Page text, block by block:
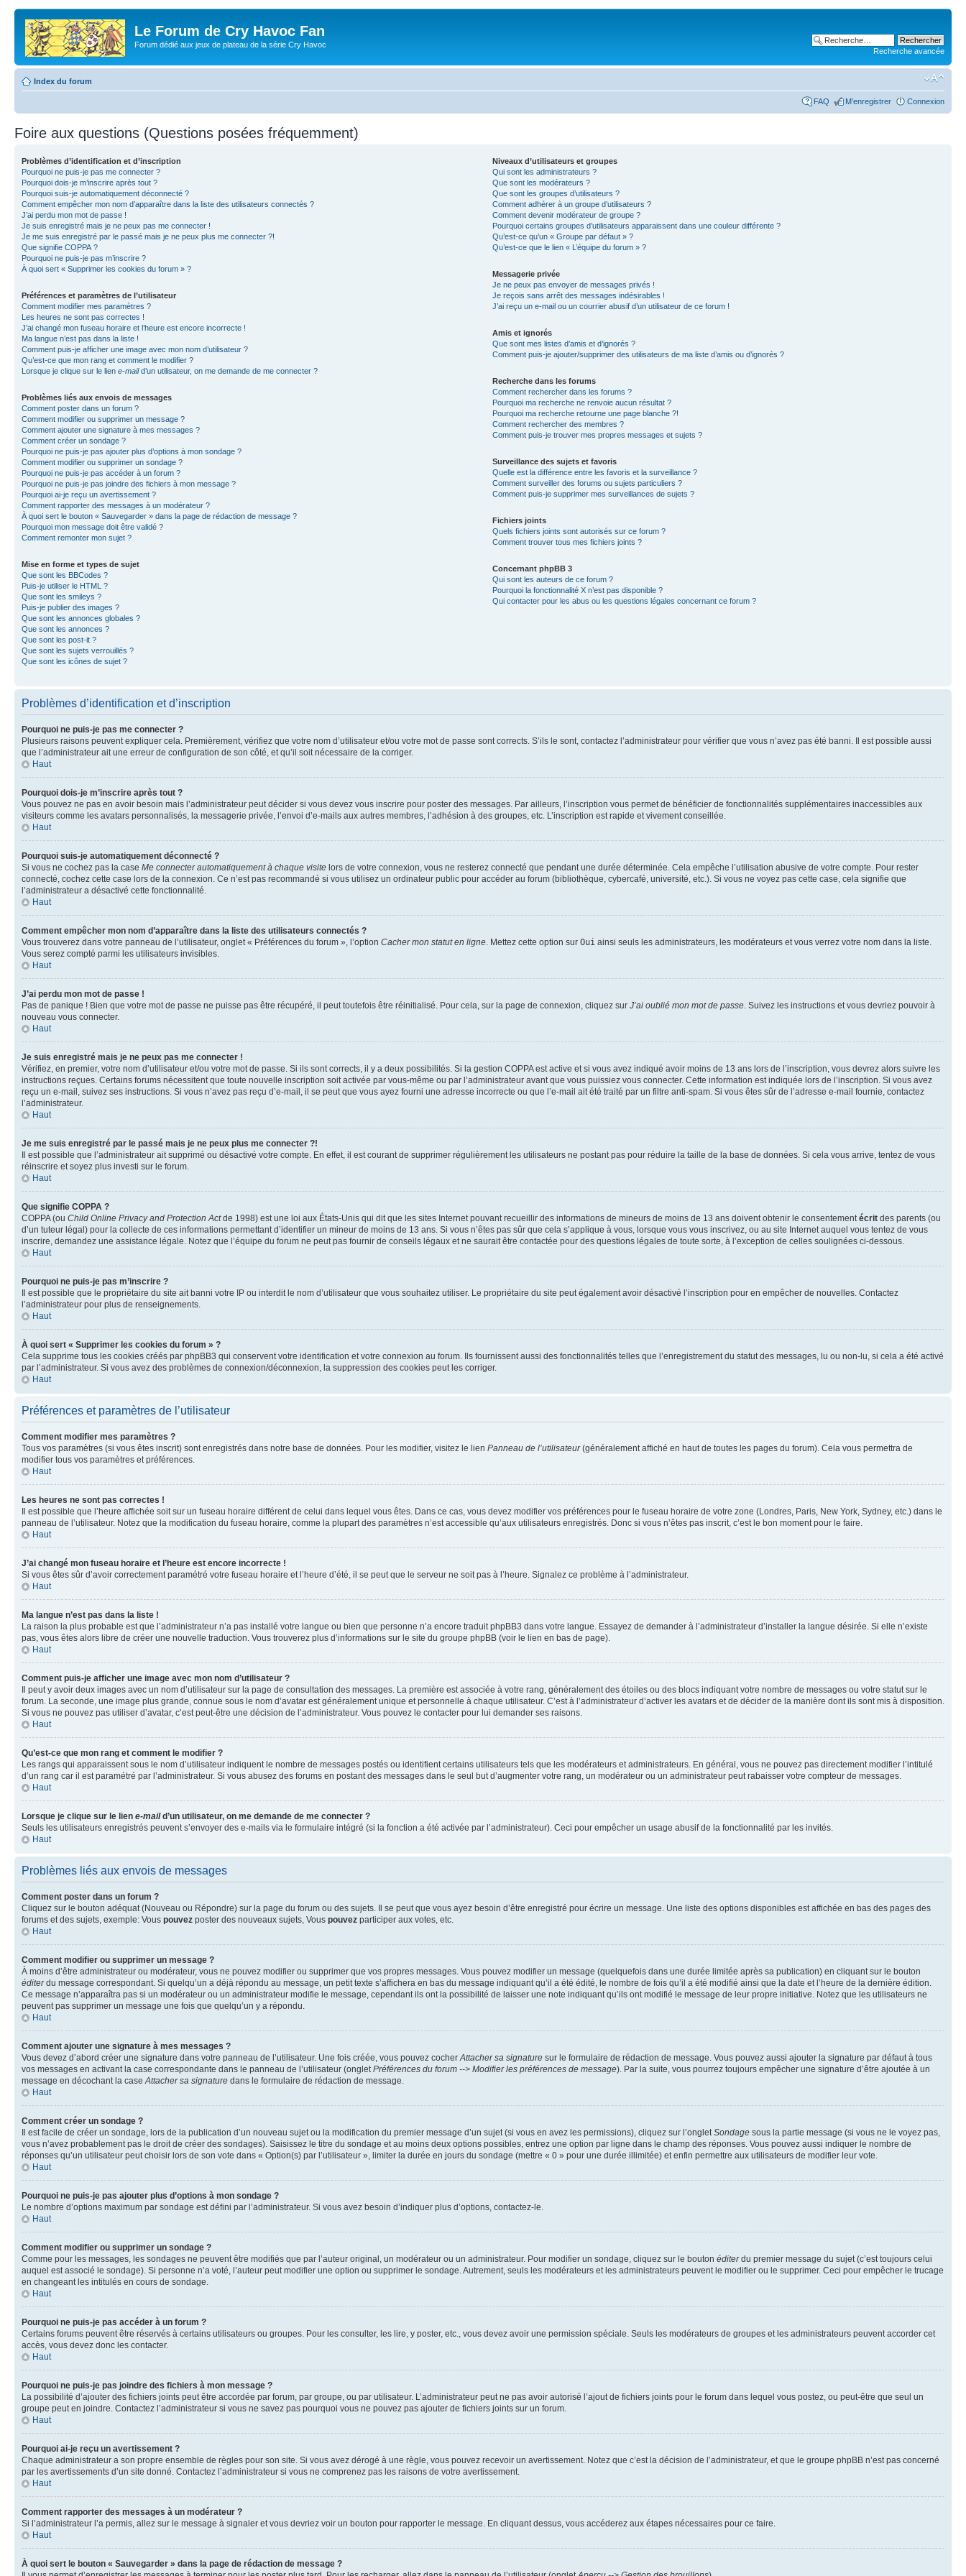
Le Forum de Cry Havoc Fan
Forum dédié aux jeux de plateau de la série Cry Havoc
Recherche avancée
Index du forum
FAQ M’enregistrer Connexion
Foire aux questions (Questions posées fréquemment)
Problèmes d’identification et d’inscription
Pourquoi ne puis-je pas me connecter ?
Pourquoi dois-je m’inscrire après tout ?
Pourquoi suis-je automatiquement déconnecté ?
Comment empêcher mon nom d’apparaître dans la liste des utilisateurs connectés ?
J’ai perdu mon mot de passe !
Je suis enregistré mais je ne peux pas me connecter !
Je me suis enregistré par le passé mais je ne peux plus me connecter ?!
Que signifie COPPA ?
Pourquoi ne puis-je pas m’inscrire ?
À quoi sert « Supprimer les cookies du forum » ?
Préférences et paramètres de l’utilisateur
Comment modifier mes paramètres ?
Les heures ne sont pas correctes !
J’ai changé mon fuseau horaire et l’heure est encore incorrecte !
Ma langue n’est pas dans la liste !
Comment puis-je afficher une image avec mon nom d’utilisateur ?
Qu’est-ce que mon rang et comment le modifier ?
Lorsque je clique sur le lien e-maild’un utilisateur, on me demande de me connecter ?
Problèmes liés aux envois de messages
Comment poster dans un forum ?
Comment modifier ou supprimer un message ?
Comment ajouter une signature à mes messages ?
Comment créer un sondage ?
Pourquoi ne puis-je pas ajouter plus d’options à mon sondage ?
Comment modifier ou supprimer un sondage ?
Pourquoi ne puis-je pas accéder à un forum ?
Pourquoi ne puis-je pas joindre des fichiers à mon message ?
Pourquoi ai-je reçu un avertissement ?
Comment rapporter des messages à un modérateur ?
À quoi sert le bouton « Sauvegarder » dans la page de rédaction de message ?
Pourquoi mon message doit être validé ?
Comment remonter mon sujet ?
Mise en forme et types de sujet
Que sont les BBCodes ?
Puis-je utiliser le HTML ?
Que sont les smileys ?
Puis-je publier des images ?
Que sont les annonces globales ?
Que sont les annonces ?
Que sont les post-it ?
Que sont les sujets verrouillés ?
Que sont les icônes de sujet ?
Niveaux d’utilisateurs et groupes
Qui sont les administrateurs ?
Que sont les modérateurs ?
Que sont les groupes d’utilisateurs ?
Comment adhérer à un groupe d’utilisateurs ?
Comment devenir modérateur de groupe ?
Pourquoi certains groupes d’utilisateurs apparaissent dans une couleur différente ?
Qu’est-ce qu’un « Groupe par défaut » ?
Qu’est-ce que le lien « L’équipe du forum » ?
Messagerie privée
Je ne peux pas envoyer de messages privés !
Je reçois sans arrêt des messages indésirables !
J’ai reçu un e-mail ou un courrier abusif d’un utilisateur de ce forum !
Amis et ignorés
Que sont mes listes d’amis et d’ignorés ?
Comment puis-je ajouter/supprimer des utilisateurs de ma liste d’amis ou d’ignorés ?
Recherche dans les forums
Comment rechercher dans les forums ?
Pourquoi ma recherche ne renvoie aucun résultat ?
Pourquoi ma recherche retourne une page blanche ?!
Comment rechercher des membres ?
Comment puis-je trouver mes propres messages et sujets ?
Surveillance des sujets et favoris
Quelle est la différence entre les favoris et la surveillance ?
Comment surveiller des forums ou sujets particuliers ?
Comment puis-je supprimer mes surveillances de sujets ?
Fichiers joints
Quels fichiers joints sont autorisés sur ce forum ?
Comment trouver tous mes fichiers joints ?
Concernant phpBB 3
Qui sont les auteurs de ce forum ?
Pourquoi la fonctionnalité X n’est pas disponible ?
Qui contacter pour les abus ou les questions légales concernant ce forum ?
Problèmes d’identification et d’inscription
Pourquoi ne puis-je pas me connecter ?
Plusieurs raisons peuvent expliquer cela. Premièrement, vérifiez que votre nom d’utilisateur et/ou votre mot de passe sont corrects. S’ils le sont, contactez l’administrateur pour vérifier que vous n’avez pas été banni. Il est possible aussi
que l’administrateur ait une erreur de configuration de son côté, et qu’il soit nécessaire de la corriger.
Haut
Pourquoi dois-je m’inscrire après tout ?
Vous pouvez ne pas en avoir besoin mais l’administrateur peut décider si vous devez vous inscrire pour poster des messages. Par ailleurs, l’inscription vous permet de bénéficier de fonctionnalités supplémentaires inaccessibles aux
visiteurs comme les avatars personnalisés, la messagerie privée, l’envoi d’e-mails aux autres membres, l’adhésion à des groupes, etc. L’inscription est rapide et vivement conseillée.
Haut
Pourquoi suis-je automatiquement déconnecté ?
Si vous ne cochez pas la case Me connecter automatiquement à chaque visite lors de votre connexion, vous ne resterez connecté que pendant une durée déterminée. Cela empêche l’utilisation abusive de votre compte. Pour rester
connecté, cochez cette case lors de la connexion. Ce n’est pas recommandé si vous utilisez un ordinateur public pour accéder au forum (bibliothèque, cybercafé, université, etc.). Si vous ne voyez pas cette case, cela signifie que
l’administrateur a désactivé cette fonctionnalité.
Haut
Comment empêcher mon nom d’apparaître dans la liste des utilisateurs connectés ?
Vous trouverez dans votre panneau de l’utilisateur, onglet « Préférences du forum », l’option Cacher mon statut en ligne . Mettez cette option sur Oui ainsi seuls les administrateurs, les modérateurs et vous verrez votre nom dans la liste.
Vous serez compté parmi les utilisateurs invisibles.
Haut
J’ai perdu mon mot de passe !
Pas de panique ! Bien que votre mot de passe ne puisse pas être récupéré, il peut toutefois être réinitialisé. Pour cela, sur la page de connexion, cliquez sur J’ai oublié mon mot de passe . Suivez les instructions et vous devriez pouvoir à
nouveau vous connecter.
Haut
Je suis enregistré mais je ne peux pas me connecter !
Vérifiez, en premier, votre nom d’utilisateur et/ou votre mot de passe. Si ils sont corrects, il y a deux possibilités. Si la gestion COPPA est active et si vous avez indiqué avoir moins de 13 ans lors de l’inscription, vous devrez alors suivre les
instructions reçues. Certains forums nécessitent que toute nouvelle inscription soit activée par vous-même ou par l’administrateur avant que vous puissiez vous connecter. Cette information est indiquée lors de l’inscription. Si vous avez
reçu un e-mail, suivez ses instructions. Si vous n’avez pas reçu d’e-mail, il se peut que vous ayez fourni une adresse incorrecte ou que l’e-mail ait été traité par un filtre anti-spam. Si vous êtes sûr de l’adresse e-mail fournie, contactez
l’administrateur.
Haut
Je me suis enregistré par le passé mais je ne peux plus me connecter ?!
Il est possible que l’administrateur ait supprimé ou désactivé votre compte. En effet, il est courant de supprimer régulièrement les utilisateurs ne postant pas pour réduire la taille de la base de données. Si cela vous arrive, tentez de vous
réinscrire et soyez plus investi sur le forum.
Haut
Que signifie COPPA ?
COPPA (ou Child Online Privacy and Protection Actde 1998) est une loi aux États-Unis qui dit que les sites Internet pouvant recueillir des informations de mineurs de moins de 13 ans doivent obtenir le consentement écrit des parents (ou
d’un tuteur légal) pour la collecte de ces informations permettant d’identifier un mineur de moins de 13 ans. Si vous n’êtes pas sûr que cela s’applique à vous, lorsque vous vous inscrivez, ou au site Internet auquel vous tentez de vous
inscrire, demandez une assistance légale. Notez que l’équipe du forum ne peut pas fournir de conseils légaux et ne saurait être contactée pour des questions légales de toute sorte, à l’exception de celles soulignées ci-dessous.
Haut
Pourquoi ne puis-je pas m’inscrire ?
Il est possible que le propriétaire du site ait banni votre IP ou interdit le nom d’utilisateur que vous souhaitez utiliser. Le propriétaire du site peut également avoir désactivé l’inscription pour en empêcher de nouvelles. Contactez
l’administrateur pour plus de renseignements.
Haut
À quoi sert « Supprimer les cookies du forum » ?
Cela supprime tous les cookies créés par phpBB3 qui conservent votre identification et votre connexion au forum. Ils fournissent aussi des fonctionnalités telles que l’enregistrement du statut des messages, lu ou non-lu, si cela a été activé
par l’administrateur. Si vous avez des problèmes de connexion/déconnexion, la suppression des cookies peut les corriger.
Haut
Préférences et paramètres de l’utilisateur
Comment modifier mes paramètres ?
Tous vos paramètres (si vous êtes inscrit) sont enregistrés dans notre base de données. Pour les modifier, visitez le lien Panneau de l’utilisateur(généralement affiché en haut de toutes les pages du forum). Cela vous permettra de
modifier tous vos paramètres et préférences.
Haut
Les heures ne sont pas correctes !
Il est possible que l’heure affichée soit sur un fuseau horaire différent de celui dans lequel vous êtes. Dans ce cas, vous devez modifier vos préférences pour le fuseau horaire de votre zone (Londres, Paris, New York, Sydney, etc.) dans le
panneau de l’utilisateur. Notez que la modification du fuseau horaire, comme la plupart des paramètres n’est accessible qu’aux utilisateurs enregistrés. Donc si vous n’êtes pas inscrit, c’est le bon moment pour le faire.
Haut
J’ai changé mon fuseau horaire et l’heure est encore incorrecte !
Si vous êtes sûr d’avoir correctement paramétré votre fuseau horaire et l’heure d’été, il se peut que le serveur ne soit pas à l’heure. Signalez ce problème à l’administrateur.
Haut
Ma langue n’est pas dans la liste !
La raison la plus probable est que l’administrateur n’a pas installé votre langue ou bien que personne n’a encore traduit phpBB3 dans votre langue. Essayez de demander à l’administrateur d’installer la langue désirée. Si elle n’existe
pas, vous êtes alors libre de créer une nouvelle traduction. Vous trouverez plus d’informations sur le site du groupe phpBB (voir le lien en bas de page).
Haut
Comment puis-je afficher une image avec mon nom d’utilisateur ?
Il peut y avoir deux images avec un nom d’utilisateur sur la page de consultation des messages. La première est associée à votre rang, généralement des étoiles ou des blocs indiquant votre nombre de messages ou votre statut sur le
forum. La seconde, une image plus grande, connue sous le nom d’avatar est généralement unique et personnelle à chaque utilisateur. C’est à l’administrateur d’activer les avatars et de décider de la manière dont ils sont mis à disposition.
Si vous ne pouvez pas utiliser d’avatar, c’est peut-être une décision de l’administrateur. Vous pouvez le contacter pour lui demander ses raisons.
Haut
Qu’est-ce que mon rang et comment le modifier ?
Les rangs qui apparaissent sous le nom d’utilisateur indiquent le nombre de messages postés ou identifient certains utilisateurs tels que les modérateurs et administrateurs. En général, vous ne pouvez pas directement modifier l’intitulé
d’un rang car il est paramétré par l’administrateur. Si vous abusez des forums en postant des messages dans le seul but d’augmenter votre rang, un modérateur ou un administrateur peut rabaisser votre compteur de messages.
Haut
Lorsque je clique sur le lien e-maild’un utilisateur, on me demande de me connecter ?
Seuls les utilisateurs enregistrés peuvent s’envoyer des e-mails via le formulaire intégré (si la fonction a été activée par l’administrateur). Ceci pour empêcher un usage abusif de la fonctionnalité par les invités.
Haut
Problèmes liés aux envois de messages
Comment poster dans un forum ?
Cliquez sur le bouton adéquat (Nouveau ou Répondre) sur la page du forum ou des sujets. Il se peut que vous ayez besoin d’être enregistré pour écrire un message. Une liste des options disponibles est affichée en bas des pages des
forums et des sujets, exemple: Vous pouvez poster des nouveaux sujets, Vous pouvez participer aux votes, etc.
Haut
Comment modifier ou supprimer un message ?
À moins d’être administrateur ou modérateur, vous ne pouvez modifier ou supprimer que vos propres messages. Vous pouvez modifier un message (quelquefois dans une durée limitée après sa publication) en cliquant sur le bouton
éditerdu message correspondant. Si quelqu’un a déjà répondu au message, un petit texte s’affichera en bas du message indiquant qu’il a été édité, le nombre de fois qu’il a été modifié ainsi que la date et l’heure de la dernière édition.
Ce message n’apparaîtra pas si un modérateur ou un administrateur modifie le message, cependant ils ont la possibilité de laisser une note indiquant qu’ils ont modifié le message de leur propre initiative. Notez que les utilisateurs ne
peuvent pas supprimer un message une fois que quelqu’un y a répondu.
Haut
Comment ajouter une signature à mes messages ?
Vous devez d’abord créer une signature dans votre panneau de l’utilisateur. Une fois créée, vous pouvez cocher Attacher sa signature sur le formulaire de rédaction de message. Vous pouvez aussi ajouter la signature par défaut à tous
vos messages en activant la case correspondante dans le panneau de l’utilisateur (onglet Préférences du forum --> Modifier les préférences de message). Par la suite, vous pourrez toujours empêcher une signature d’être ajoutée à un
message en décochant la case Attacher sa signature dans le formulaire de rédaction de message.
Haut
Comment créer un sondage ?
Il est facile de créer un sondage, lors de la publication d’un nouveau sujet ou la modification du premier message d’un sujet (si vous en avez les permissions), cliquez sur l’onglet Sondage sous la partie message (si vous ne le voyez pas,
vous n’avez probablement pas le droit de créer des sondages). Saisissez le titre du sondage et au moins deux options possibles, entrez une option par ligne dans le champ des réponses. Vous pouvez aussi indiquer le nombre de
réponses qu’un utilisateur peut choisir lors de son vote dans « Option(s) par l’utilisateur », limiter la durée en jours du sondage (mettre « 0 » pour une durée illimitée) et enfin permettre aux utilisateurs de modifier leur vote.
Haut
Pourquoi ne puis-je pas ajouter plus d’options à mon sondage ?
Le nombre d’options maximum par sondage est défini par l’administrateur. Si vous avez besoin d’indiquer plus d’options, contactez-le.
Haut
Comment modifier ou supprimer un sondage ?
Comme pour les messages, les sondages ne peuvent être modifiés que par l’auteur original, un modérateur ou un administrateur. Pour modifier un sondage, cliquez sur le bouton éditerdu premier message du sujet (c’est toujours celui
auquel est associé le sondage). Si personne n’a voté, l’auteur peut modifier une option ou supprimer le sondage. Autrement, seuls les modérateurs et les administrateurs peuvent le modifier ou le supprimer. Ceci pour empêcher le trucage
en changeant les intitulés en cours de sondage.
Haut
Pourquoi ne puis-je pas accéder à un forum ?
Certains forums peuvent être réservés à certains utilisateurs ou groupes. Pour les consulter, les lire, y poster, etc., vous devez avoir une permission spéciale. Seuls les modérateurs de groupes et les administrateurs peuvent accorder cet
accès, vous devez donc les contacter.
Haut
Pourquoi ne puis-je pas joindre des fichiers à mon message ?
La possibilité d’ajouter des fichiers joints peut être accordée par forum, par groupe, ou par utilisateur. L’administrateur peut ne pas avoir autorisé l’ajout de fichiers joints pour le forum dans lequel vous postez, ou peut-être que seul un
groupe peut en joindre. Contactez l’administrateur si vous ne savez pas pourquoi vous ne pouvez pas ajouter de fichiers joints sur un forum.
Haut
Pourquoi ai-je reçu un avertissement ?
Chaque administrateur a son propre ensemble de règles pour son site. Si vous avez dérogé à une règle, vous pouvez recevoir un avertissement. Notez que c’est la décision de l’administrateur, et que le groupe phpBB n’est pas concerné
par les avertissements d’un site donné. Contactez l’administrateur si vous ne comprenez pas les raisons de votre avertissement.
Haut
Comment rapporter des messages à un modérateur ?
Si l’administrateur l’a permis, allez sur le message à signaler et vous devriez voir un bouton pour rapporter le message. En cliquant dessus, vous accéderez aux étapes nécessaires pour ce faire.
Haut
À quoi sert le bouton « Sauvegarder » dans la page de rédaction de message ?